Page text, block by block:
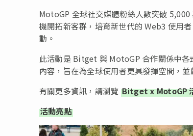
MotoGP 全球社交媒體粉絲人數突破
機開拓新客群，培育新世代的 Web3 使用
動。
此活動是 Bitget 與 MotoGP 合作關係中各
內容，旨在為全球使用者更具發揮空間，並
有關更多資訊，請瀏覽 Bitget x MotoGP
活動亮點